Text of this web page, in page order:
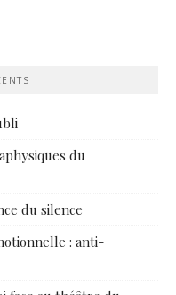
du
du silence
: anti-